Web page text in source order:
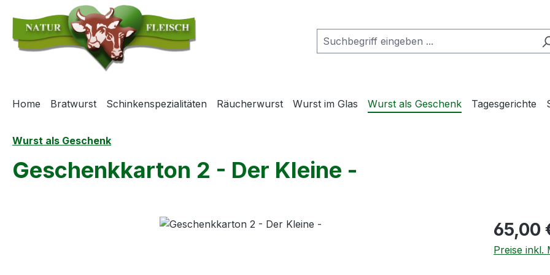
Hauptinhalt springen
Zur Suche springen
Zur Hauptnavigation springen
Home Bratwurst Schinkenspezialitäten Räucherwurst Wurst im Glas Wurst als Geschenk Tagesgerichte
Wurst als Geschenk
Geschenkkarton 2 - Der Kleine -
Regulärer
65,00
Preise inkl.